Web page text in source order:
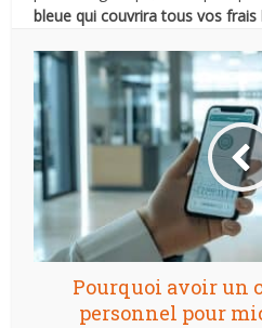
bleue qui couvrira tous vos frais
Pourquoi avoir un
personnel pour